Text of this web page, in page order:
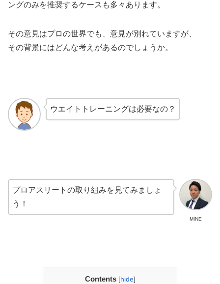
ングのみを推奨するケースも多々あります。
その意見はプロの世界でも、意見が別れていますが、
その背景にはどんな考えがあるのでしょうか。
ウエイトトレーニングは必要なの？
MINE
プロアスリートの取り組みを見てみましょ
う！
Contents [hide]